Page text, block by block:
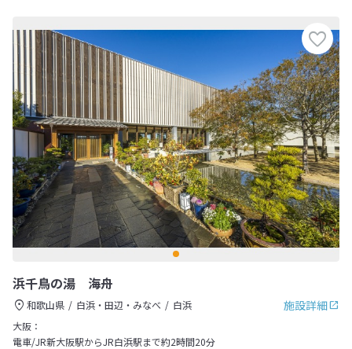
浜千鳥の湯 海舟
施設詳細
和歌山県 白浜・田辺・みなべ
白浜
大阪：
電車/JR新大阪駅からJR白浜駅まで約2時間20分